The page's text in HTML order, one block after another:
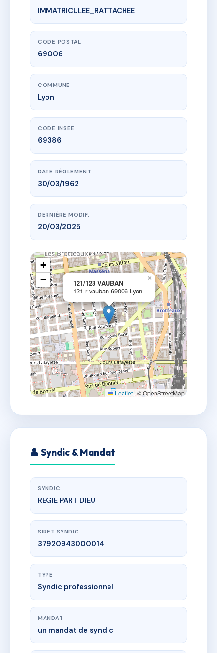
www.vme.plus/AB2947109
121/123 VAUBAN
121 r vauban
IMMATRICULEE_RATTACHEE
CODE POSTAL
69006
COMMUNE
Lyon
CODE INSEE
69386
DATE RÈGLEMENT
30/03/1962
DERNIÈRE MODIF.
20/03/2025
121/123 VAUBAN
121 r vauban 69006 Lyon
×
+
−
Leaflet | © OpenStreetMap
👤 Syndic & Mandat
SYNDIC
REGIE PART DIEU
SIRET SYNDIC
37920943000014
TYPE
Syndic professionnel
MANDAT
un mandat de syndic